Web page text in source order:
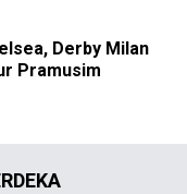
Derby Milan
Pramusim